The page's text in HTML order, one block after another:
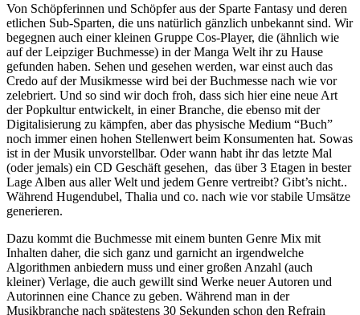
Von Schöpferinnen und Schöpfer aus der Sparte Fantasy und deren
etlichen Sub-Sparten, die uns natürlich gänzlich unbekannt sind. Wir
begegnen auch einer kleinen Gruppe Cos-Player, die (ähnlich wie
auf der Leipziger Buchmesse) in der Manga Welt ihr zu Hause
gefunden haben. Sehen und gesehen werden, war einst auch das
Credo auf der Musikmesse wird bei der Buchmesse nach wie vor
zelebriert. Und so sind wir doch froh, dass sich hier eine neue Art
der Popkultur entwickelt, in einer Branche, die ebenso mit der
Digitalisierung zu kämpfen, aber das physische Medium “Buch”
noch immer einen hohen Stellenwert beim Konsumenten hat. Sowas
ist in der Musik unvorstellbar. Oder wann habt ihr das letzte Mal
(oder jemals) ein CD Geschäft gesehen, das über 3 Etagen in bester
Lage Alben aus aller Welt und jedem Genre vertreibt? Gibt’s nicht..
Während Hugendubel, Thalia und co. nach wie vor stabile Umsätze
generieren.
Dazu kommt die Buchmesse mit einem bunten Genre Mix mit
Inhalten daher, die sich ganz und garnicht an irgendwelche
Algorithmen anbiedern muss und einer großen Anzahl (auch
kleiner) Verlage, die auch gewillt sind Werke neuer Autoren und
Autorinnen eine Chance zu geben. Während man in der
Musikbranche nach spätestens 30 Sekunden schon den Refrain